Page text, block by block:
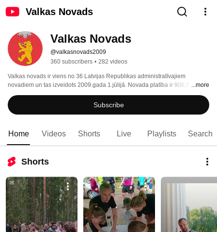
Valkas Novads
Valkas Novads
@valkasnovads2009
360 subscribers • 282 videos
Valkas novads ir viens no 36 Latvijas Republikas administratīvajiem
novadiem un tas izveidots 2009.gada 1.jūlijā. Novada platība ir 906,8 km².
...more
Subscribe
Home Videos Shorts Live Playlists Search
Shorts